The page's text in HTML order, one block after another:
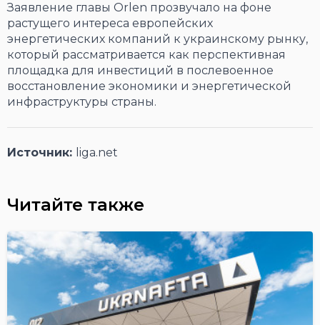
Заявление главы Orlen прозвучало на фоне
растущего интереса европейских
энергетических компаний к украинскому рынку,
который рассматривается как перспективная
площадка для инвестиций в послевоенное
восстановление экономики и энергетической
инфраструктуры страны.
Источник: liga.net
Читайте также